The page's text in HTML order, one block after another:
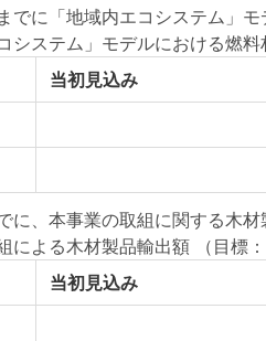
でに「地域内エコシステム」
システム」モデルにおける燃
当初見込み
に、本事業の取組に関する木材
による木材製品輸出額
（目標
当初見込み